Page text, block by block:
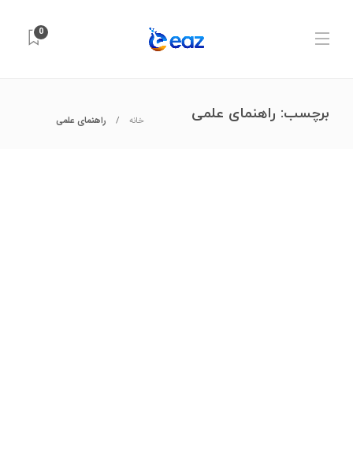
0
برچسب: راهنمای علمی خانه راهنمای علمی